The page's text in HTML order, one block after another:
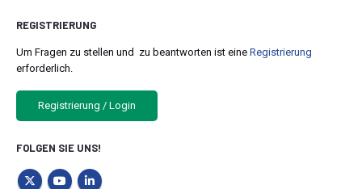
REGISTRIERUNG
Um Fragen zu stellen und zu beantworten ist eine Registrierung
erforderlich.
Registrierung / Login
FOLGEN SIE UNS!